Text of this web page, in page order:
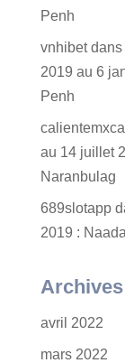
Penh
vnhibetdans
2019 au 6
Penh
au 14 juillet
Naranbulag
689slotapp
2019 :
Archives
avril 2022
mars 2022